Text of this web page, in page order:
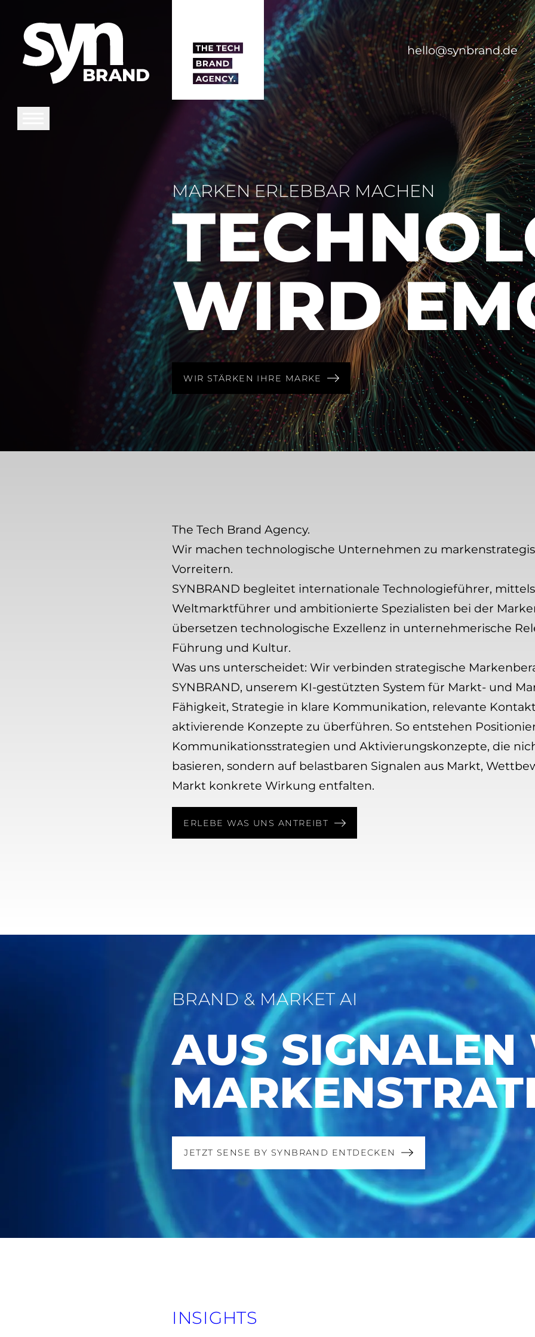
Diese Webseite verwendet Cookies
hello@synbrand.de
MARKEN ERLEBBAR MACHEN
WIRD
WIR STÄRKEN IHRE MARKE
The Tech Brand Agency.
Wir machen technologische Unternehmen zu
Vorreitern.
SYNBRAND begleitet internationale Technologieführer,
Weltmarktführer und ambitionierte Spezialisten bei der
übersetzen technologische Exzellenz in unternehmerische
Führung und Kultur.
Was uns unterscheidet: Wir verbinden strategische
SYNBRAND, unserem KI-gestützten System für Markt- und
Fähigkeit, Strategie in klare Kommunikation, relevante
aktivierende Konzepte zu überführen. So entstehen
Kommunikationsstrategien und Aktivierungskonzepte, die
basieren, sondern auf belastbaren Signalen aus Markt,
Markt konkrete Wirkung entfalten.
ERLEBE WAS UNS ANTREIBT
BRAND & MARKET AI
AUS
JETZT SENSE BY SYNBRAND ENTDECKEN
INSIGHTS
Juli 17, 2026 - 7 Min Lesezeit